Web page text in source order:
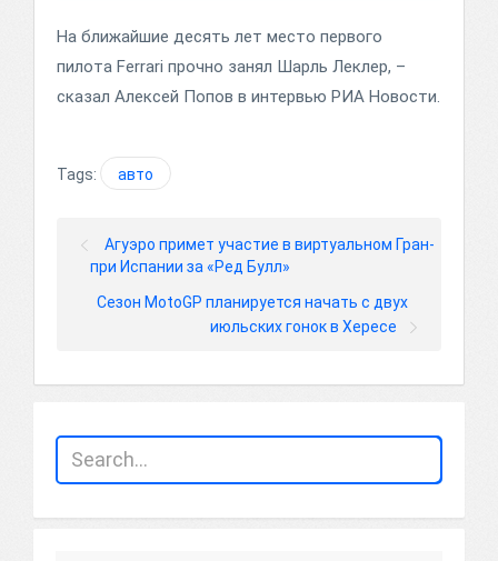
На ближайшие десять лет место первого
пилота Ferrari прочно занял Шарль Леклер, –
сказал Алексей Попов в интервью РИА Новости.
Tags: авто
Агуэро примет участие в виртуальном Гран-
при Испании за «Ред Булл»
Сезон MotoGP планируется начать с двух
июльских гонок в Хересе